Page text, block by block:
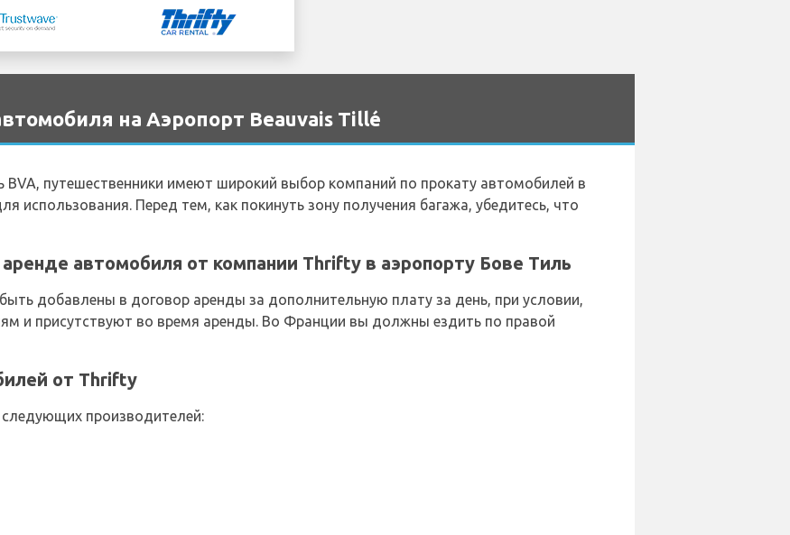
на Аэропорт Beauvais Tillé
путешественники имеют широкий выбор компаний по прокату автомобилей в
использования. Перед тем, как покинуть зону получения багажа, убедитесь, что
автомобиля от компании Thrifty в аэропорту Бове Тиль
добавлены в договор аренды за дополнительную плату за день, при условии,
и присутствуют во время аренды. Во Франции вы должны ездить по правой
от Thrifty
производителей: